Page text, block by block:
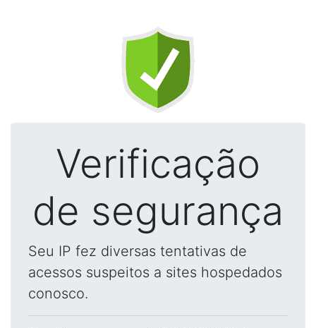
Verificação
de segurança
Seu IP fez diversas tentativas de
acessos suspeitos a sites hospedados
conosco.